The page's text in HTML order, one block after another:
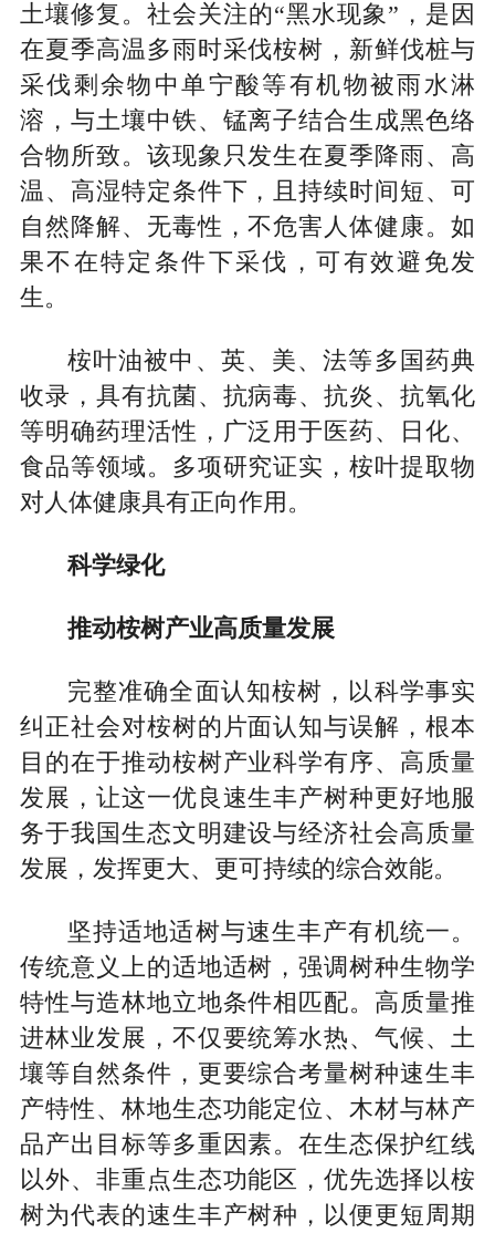
土壤修复。社会关注的“黑水现象”，是因
在夏季高温多雨时采伐桉树，新鲜伐桩与
采伐剩余物中单宁酸等有机物被雨水淋
溶，与土壤中铁、锰离子结合生成黑色络
合物所致。该现象只发生在夏季降雨、高
温、高湿特定条件下，且持续时间短、可
自然降解、无毒性，不危害人体健康。如
果不在特定条件下采伐，可有效避免发
生。
桉叶油被中、英、美、法等多国药典
收录，具有抗菌、抗病毒、抗炎、抗氧化
等明确药理活性，广泛用于医药、日化、
食品等领域。多项研究证实，桉叶提取物
对人体健康具有正向作用。
科学绿化
推动桉树产业高质量发展
完整准确全面认知桉树，以科学事实
纠正社会对桉树的片面认知与误解，根本
目的在于推动桉树产业科学有序、高质量
发展，让这一优良速生丰产树种更好地服
务于我国生态文明建设与经济社会高质量
发展，发挥更大、更可持续的综合效能。
坚持适地适树与速生丰产有机统一。
传统意义上的适地适树，强调树种生物学
特性与造林地立地条件相匹配。高质量推
进林业发展，不仅要统筹水热、气候、土
壤等自然条件，更要综合考量树种速生丰
产特性、林地生态功能定位、木材与林产
品产出目标等多重因素。在生态保护红线
以外、非重点生态功能区，优先选择以桉
树为代表的速生丰产树种，以便更短周期